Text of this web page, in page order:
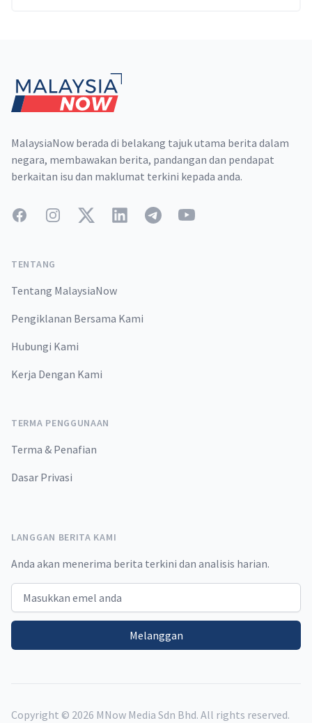
MalaysiaNow berada di belakang tajuk utama berita dalam
negara, membawakan berita, pandangan dan pendapat
berkaitan isu dan maklumat terkini kepada anda.
FacebookInstagramTwitterLinkedInTelegramYouTube
TENTANG
Tentang MalaysiaNow
Pengiklanan Bersama Kami
Hubungi Kami
Kerja Dengan Kami
TERMA PENGGUNAAN
Terma & Penafian
Dasar Privasi
LANGGAN BERITA KAMI
Anda akan menerima berita terkini dan analisis harian.
Email address
Melanggan
Copyright © 2026 MNow Media Sdn Bhd. All rights reserved.